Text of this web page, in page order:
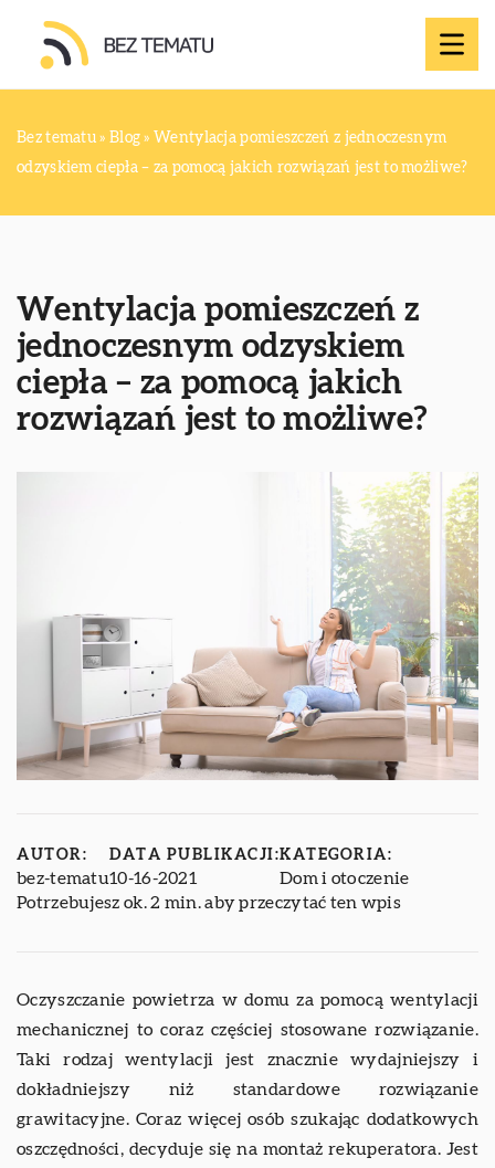
Bez tematu » Blog » Wentylacja pomieszczeń z jednoczesnym
odzyskiem ciepła – za pomocą jakich rozwiązań jest to możliwe?
Wentylacja pomieszczeń z
jednoczesnym odzyskiem
ciepła – za pomocą jakich
rozwiązań jest to możliwe?
AUTOR:
bez-tematu
DATA PUBLIKACJI:
10-16-2021
KATEGORIA:
Dom i otoczenie
Potrzebujesz ok. 2 min. aby przeczytać ten wpis
Oczyszczanie powietrza w domu za pomocą wentylacji
mechanicznej to coraz częściej stosowane rozwiązanie.
Taki rodzaj wentylacji jest znacznie wydajniejszy i
dokładniejszy niż standardowe rozwiązanie
grawitacyjne. Coraz więcej osób szukając dodatkowych
oszczędności, decyduje się na montaż rekuperatora. Jest